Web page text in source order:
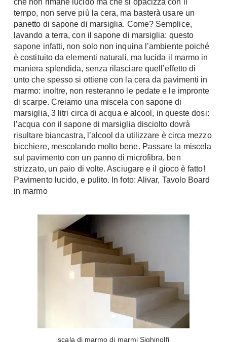
Camere Matrimoniali
Letti
Comodino
Camere Classiche
Lenzuola
Piumini
Letti Contenitore
Letti a Scomparsa
Armadi
Armadio ante Battenti
Armadi ante
Scorrevoli
Cabine Armadio
Armadi Angolo
I consigli sugli armadi
Camerette
Camerette Ragazzi
Il Verde
Restauri
Impianti
Hi-Fi
Televisori
Hi-Fi
Home-Theatre
Console
Porte
Blindate
Porte Interne
Finestre Pvc
Finestre Alluminio
Finestre Legno
Scale
che non rimane lucido ma che si opacizza con il
tempo, non serve più la cera, ma basterà usare un
panetto di sapone di marsiglia. Come? Semplice,
lavando a terra, con il sapone di marsiglia: questo
sapone infatti, non solo non inquina l’ambiente poiché
è costituito da elementi naturali, ma lucida il marmo in
maniera splendida, senza rilasciare quell’effetto di
unto che spesso si ottiene con la cera da pavimenti in
marmo: inoltre, non resteranno le pedate e le impronte
di scarpe. Creiamo una miscela con sapone di
marsiglia, 3 litri circa di acqua e alcool, in queste dosi:
l’acqua con il sapone di marsiglia disciolto dovrà
risultare biancastra, l’alcool da utilizzare è circa mezzo
bicchiere, mescolando molto bene. Passare la miscela
sul pavimento con un panno di microfibra, ben
strizzato, un paio di volte. Asciugare e il gioco è fatto!
Pavimento lucido, e pulito. In foto: Alivar, Tavolo Board
in marmo
scala di marmo di marmi Sighinolfi